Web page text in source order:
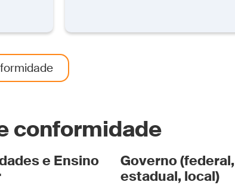
conformidade
e Ensino
Governo (federal,
estadual, local)